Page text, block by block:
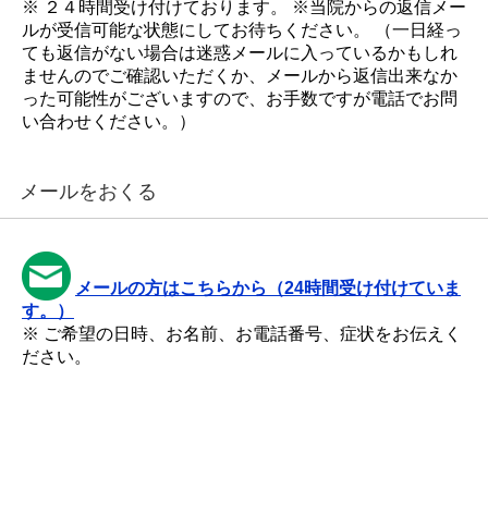
※ ２４時間受け付けております。 ※当院からの返信メー
ルが受信可能な状態にしてお待ちください。 （一日経っ
ても返信がない場合は迷惑メールに入っているかもしれ
ませんのでご確認いただくか、メールから返信出来なか
った可能性がございますので、お手数ですが電話でお問
い合わせください。）
メールをおくる
メールの方はこちらから（24時間受け付けていま
す。）
※ ご希望の日時、お名前、お電話番号、症状をお伝えく
ださい。